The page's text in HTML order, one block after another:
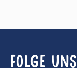
FOLGE UNS